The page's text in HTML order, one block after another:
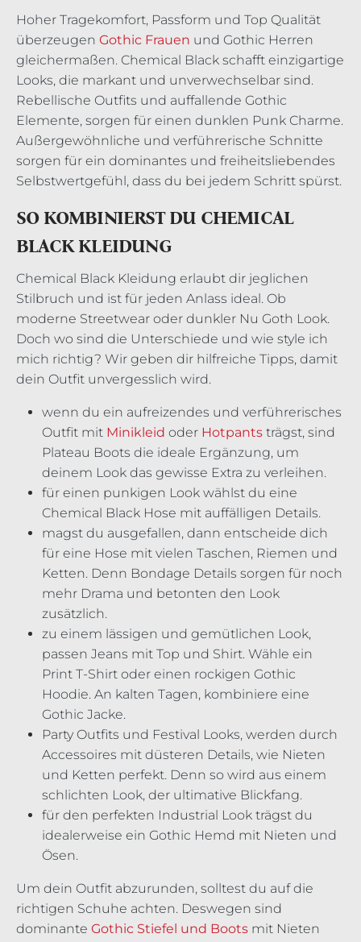
Hoher Tragekomfort, Passform und Top Qualität
überzeugen Gothic Frauen und Gothic Herren
gleichermaßen. Chemical Black schafft einzigartige
Looks, die markant und unverwechselbar sind.
Rebellische Outfits und auffallende Gothic
Elemente, sorgen für einen dunklen Punk Charme.
Außergewöhnliche und verführerische Schnitte
sorgen für ein dominantes und freiheitsliebendes
Selbstwertgefühl, dass du bei jedem Schritt spürst.
SO KOMBINIERST DU CHEMICAL
BLACK KLEIDUNG
Chemical Black Kleidung erlaubt dir jeglichen
Stilbruch und ist für jeden Anlass ideal. Ob
moderne Streetwear oder dunkler Nu Goth Look.
Doch wo sind die Unterschiede und wie style ich
mich richtig? Wir geben dir hilfreiche Tipps, damit
dein Outfit unvergesslich wird.
wenn du ein aufreizendes und verführerisches
Outfit mit Minikleid oder Hotpants trägst, sind
Plateau Boots die ideale Ergänzung, um
deinem Look das gewisse Extra zu verleihen.
für einen punkigen Look wählst du eine
Chemical Black Hose mit auffälligen Details.
magst du ausgefallen, dann entscheide dich
für eine Hose mit vielen Taschen, Riemen und
Ketten. Denn Bondage Details sorgen für noch
mehr Drama und betonten den Look
zusätzlich.
zu einem lässigen und gemütlichen Look,
passen Jeans mit Top und Shirt. Wähle ein
Print T-Shirt oder einen rockigen Gothic
Hoodie. An kalten Tagen, kombiniere eine
Gothic Jacke.
Party Outfits und Festival Looks, werden durch
Accessoires mit düsteren Details, wie Nieten
und Ketten perfekt. Denn so wird aus einem
schlichten Look, der ultimative Blickfang.
für den perfekten Industrial Look trägst du
idealerweise ein Gothic Hemd mit Nieten und
Ösen.
Um dein Outfit abzurunden, solltest du auf die
richtigen Schuhe achten. Deswegen sind
dominante Gothic Stiefel und Boots mit Nieten